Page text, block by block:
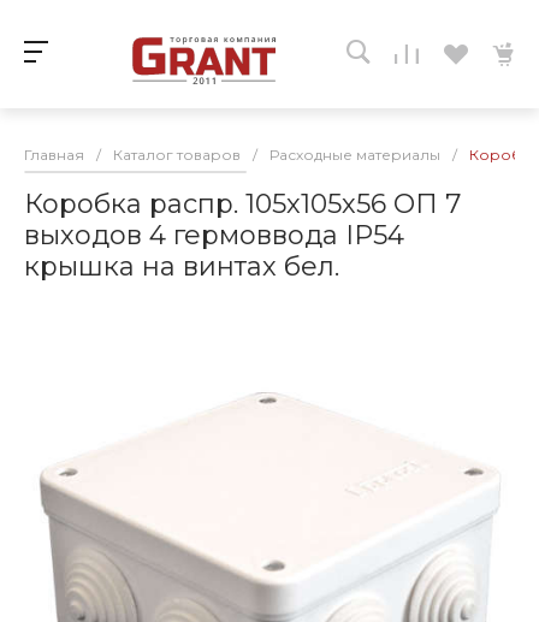
Главная / Каталог товаров / Расходные материалы / Коробка
Коробка распр. 105х105х56 ОП 7
выходов 4 гермоввода IP54
крышка на винтах бел.